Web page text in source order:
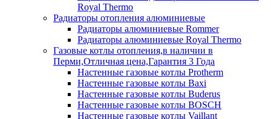
Royal Thermo
Радиаторы отопления алюминиевые
Радиаторы алюминиевые Rommer
Радиаторы алюминиевые Royal Thermo
Газовые котлы отопления,в наличии в
Перми,Отличная цена,Гарантия 3 Года
Настенные газовые котлы Protherm
Настенные газовые котлы Baxi
Настенные газовые котлы Buderus
Настенные газовые котлы BOSCH
Настенные газовые котлы Vaillant